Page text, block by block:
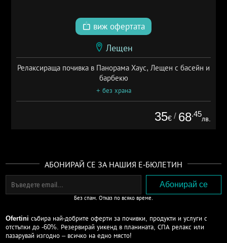
виж офертата
Лещен
Релаксираща почивка в Панорама Хаус, Лещен с басейн и
барбекю
+ без храна
35€ / 68.45
лв.
АБОНИРАЙ СЕ ЗА НАШИЯ Е-БЮЛЕТИН
Без спам. Отказ по всяко време.
Ofertini събира най-добрите оферти за почивки, продукти и услуги с
отстъпки до -60%. Резервирай уикенд в планината, СПА релакс или
пазарувай изгодно – всичко на едно място!